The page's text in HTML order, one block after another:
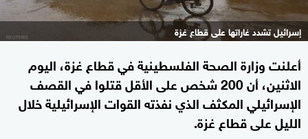
إسرائيل تشدد غاراتها على قطاع غزة
أعلنت وزارة الصحة الفلسطينية في قطاع غزة، اليوم
الاثنين، أن 200 شخص على الأقل قتلوا في القصف
الإسرائيلي المكثف الذي نفذته القوات الإسرائيلية خلال
الليل على قطاع غزة.